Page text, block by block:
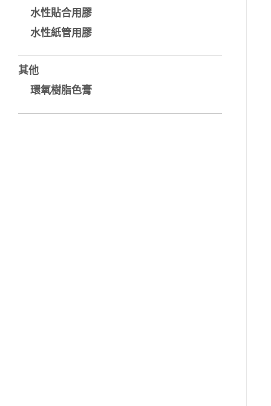
水性貼合用膠
水性紙管用膠
其他
環氧樹脂色膏